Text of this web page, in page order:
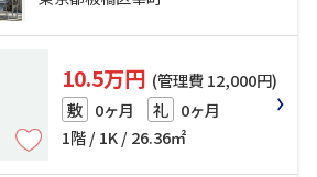
10.5万円 (管理費 12,000円)
敷 0ヶ月 礼 0ヶ月
1階 / 1K / 26.36㎡